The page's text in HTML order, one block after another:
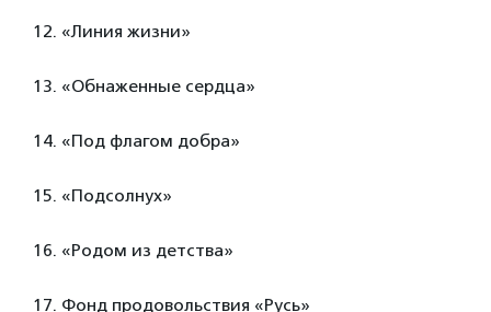
12. «Линия жизни»
13. «Обнаженные сердца»
14. «Под флагом добра»
15. «Подсолнух»
16. «Родом из детства»
17. Фонд продовольствия «Русь»